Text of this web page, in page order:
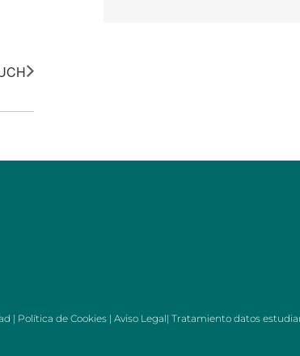
| Política de Cookies | Aviso Legal| Tratamiento datos